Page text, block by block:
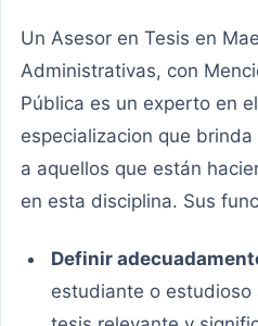
Un Asesor en Tesis en
Administrativas, con
Pública es un experto en
especializacion que
a aquellos que están
en esta disciplina. Sus
Definir
estudiante o